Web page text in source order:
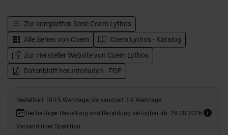
Zur kompletten Serie Coem Lythos
Alle Serien von Coem
Coem Lythos - Katalog
Zur Hersteller Website von Coem Lythos
Datenblatt herunterladen - PDF
Bestellzeit 10-15 Werktage, Versandzeit 7-9 Werktage
Bei heutiger Bestellung und Bezahlung verfügbar ab: 29.08.2026
Versand über Spedition